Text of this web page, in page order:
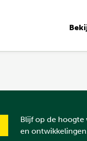
Blijf op de hoogte
en